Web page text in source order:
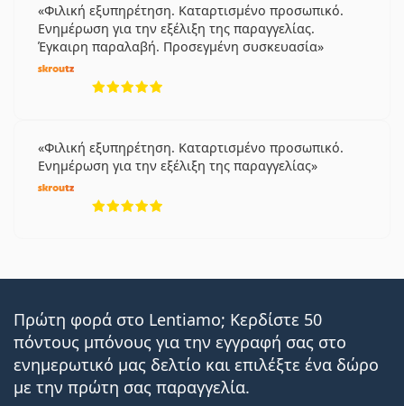
Φιλική εξυπηρέτηση. Καταρτισμένο προσωπικό.
Ενημέρωση για την εξέλιξη της παραγγελίας.
Έγκαιρη παραλαβή. Προσεγμένη συσκευασία
Φιλική εξυπηρέτηση. Καταρτισμένο προσωπικό.
Ενημέρωση για την εξέλιξη της παραγγελίας
Πρώτη φορά στο Lentiamo; Κερδίστε 50
πόντους μπόνους για την εγγραφή σας στο
ενημερωτικό μας δελτίο και επιλέξτε ένα δώρο
με την πρώτη σας παραγγελία.